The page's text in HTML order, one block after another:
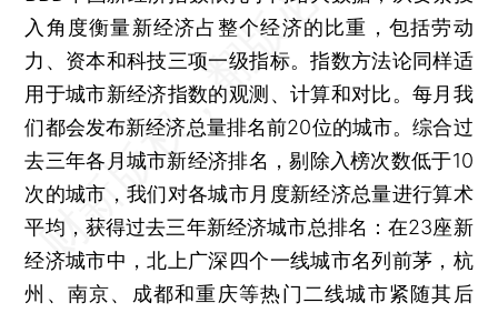
入角度衡量新经济占整个经济的比重，包括劳动
力、资本和科技三项一级指标。指数方法论同样适
用于城市新经济指数的观测、计算和对比。每月我
们都会发布新经济总量排名前20位的城市。综合过
去三年各月城市新经济排名，剔除入榜次数低于10
次的城市，我们对各城市月度新经济总量进行算术
平均，获得过去三年新经济城市总排名：在23座新
经济城市中，北上广深四个一线城市名列前茅，杭
州、南京、成都和重庆等热门二线城市紧随其后